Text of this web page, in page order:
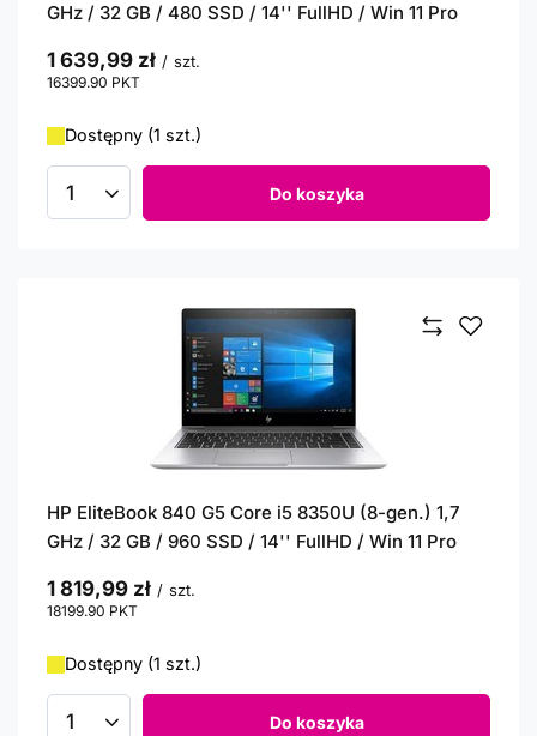
GHz / 32 GB / 480 SSD / 14'' FullHD / Win 11 Pro
1 639,99 zł / szt.
16399.90 PKT
Dostępny (1 szt.)
Ilość produktów Do koszyka
HP EliteBook 840 G5 Core i5 8350U (8-gen.) 1,7
GHz / 32 GB / 960 SSD / 14'' FullHD / Win 11 Pro
1 819,99 zł / szt.
18199.90 PKT
Dostępny (1 szt.)
Do koszyka